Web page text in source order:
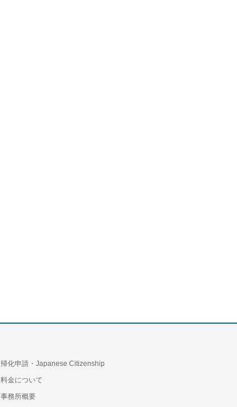
帰化申請・Japanese Citizenship
料金について
事務所概要